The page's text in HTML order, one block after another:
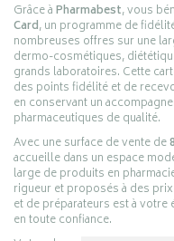
Grâce àPharmabest, vous
Card, un programme de
nombreuses offres sur une
dermo-cosmétiques,
grands laboratoires. Cette
des points fidélité et de
en conservant un
pharmaceutiques de qualité.
Avec une surface de vente de
accueille dans un espace
large de produits en
rigueur et proposés à des
et de préparateurs est à
en toute confiance.